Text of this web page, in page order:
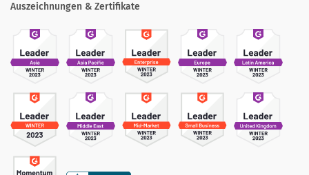
Auszeichnungen & Zertifikate